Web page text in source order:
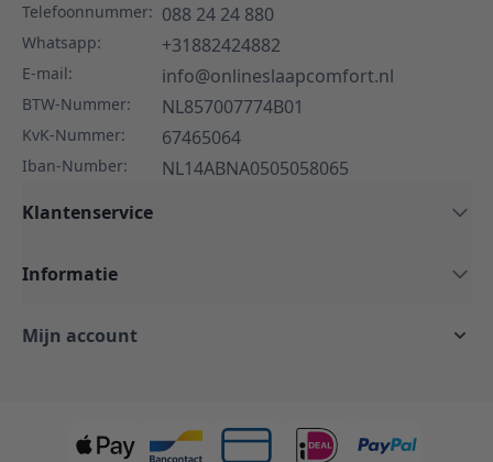
Telefoonnummer: 088 24 24 880
Whatsapp: +31882424882
E-mail: info@onlineslaapcomfort.nl
BTW-Nummer: NL857007774B01
KvK-Nummer: 67465064
Iban-Number:
NL14ABNA0505058065
Klantenservice
Informatie
Mijn account